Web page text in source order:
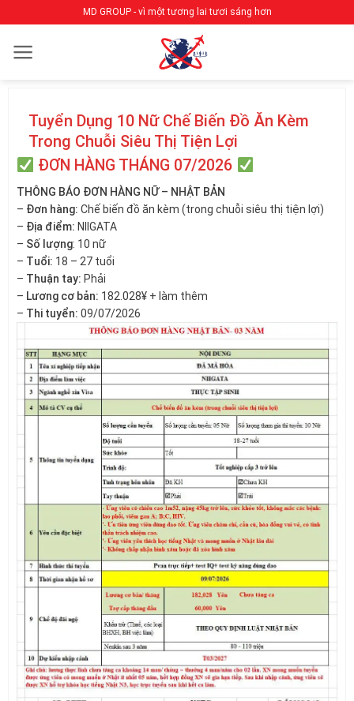
qua
nội
MD GROUP - vì một tương lai tươi sáng hơn
Tuyển Dụng 10 Nữ Chế Biến Đồ Ăn Kèm
Trong Chuỗi Siêu Thị Tiện Lợi
ĐƠN HÀNG THÁNG 07/2026
THÔNG BÁO ĐƠN HÀNG NỮ – NHẬT BẢN
– Đơn hàng: Chế biến đồ ăn kèm (trong chuỗi siêu thị tiện lợi)
– Địa điểm: NIIGATA
– Số lượng: 10 nữ
– Tuổi: 18 – 27 tuổi
– Thuận tay: Phải
– Lương cơ bản: 182.028¥ + làm thêm
– Thi tuyển: 09/07/2026